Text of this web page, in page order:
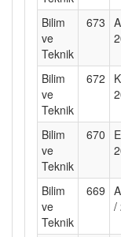
Bilim
ve
Teknik
673
Bilim
ve
Teknik
672
Bilim
ve
Teknik
670
Bilim
ve
Teknik
669
/